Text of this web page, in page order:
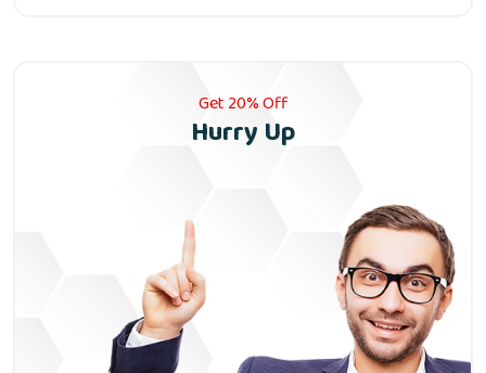
Get 20% Off
Hurry Up